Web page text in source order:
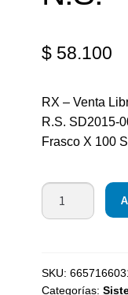
$58.100
RX – Venta
R.S. SD2015-
Frasco X 100
SKU:
Categorías: